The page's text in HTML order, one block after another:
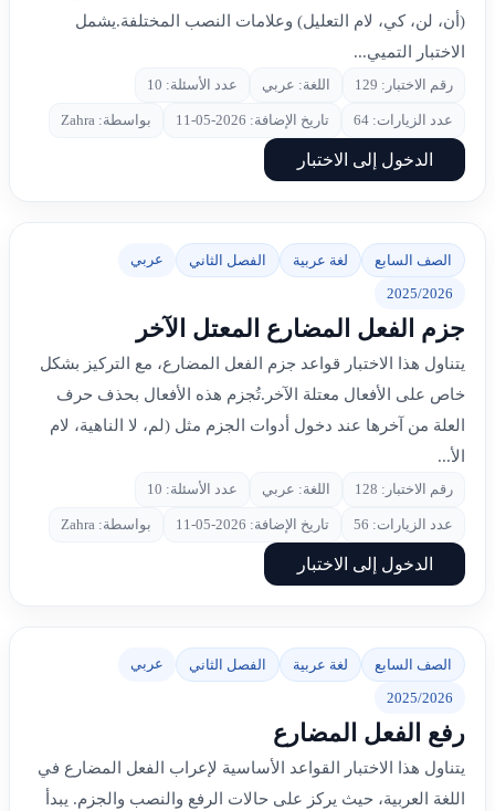
(أن، لن، كي، لام التعليل) وعلامات النصب المختلفة.يشمل
الاختبار التميي...
رقم الاختبار: 129 اللغة: عربي عدد الأسئلة: 10
عدد الزيارات: 64 تاريخ الإضافة: 2026-05-11 بواسطة: Zahra
الدخول إلى الاختبار
الصف السابع لغة عربية الفصل الثاني عربي
2025/2026
جزم الفعل المضارع المعتل الآخر
يتناول هذا الاختبار قواعد جزم الفعل المضارع، مع التركيز بشكل
خاص على الأفعال معتلة الآخر.تُجزم هذه الأفعال بحذف حرف
العلة من آخرها عند دخول أدوات الجزم مثل (لم، لا الناهية، لام
الأ...
رقم الاختبار: 128 اللغة: عربي عدد الأسئلة: 10
عدد الزيارات: 56 تاريخ الإضافة: 2026-05-11 بواسطة: Zahra
الدخول إلى الاختبار
الصف السابع لغة عربية الفصل الثاني عربي
2025/2026
رفع الفعل المضارع
يتناول هذا الاختبار القواعد الأساسية لإعراب الفعل المضارع في
اللغة العربية، حيث يركز على حالات الرفع والنصب والجزم. يبدأ